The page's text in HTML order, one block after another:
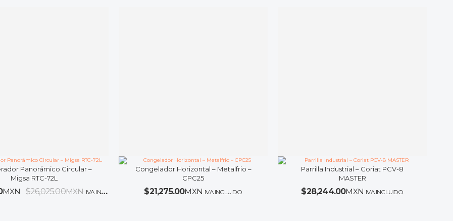
Panorámico Circular –
Migsa RTC-72L
MXN $26,025.00MXN IVA INCLUIDO
Congelador Horizontal – Metalfrio –
CPC25
$21,275.00MXN IVA INCLUIDO
Parrilla Industrial – Coriat PCV-8
MASTER
$28,244.00MXN IVA INCLUIDO